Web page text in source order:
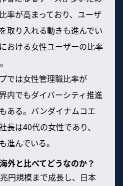
率が高まっており、ユーザ
取り入れる動きも進んでい
おける女性ユーザーの比率
では女性管理職比率が
内でもダイバーシティ推進
ある。バンダイナムコエ
長は40代の女性であり、
進んでいる。
外と比べてどうなのか？
円規模まで成長し、日本